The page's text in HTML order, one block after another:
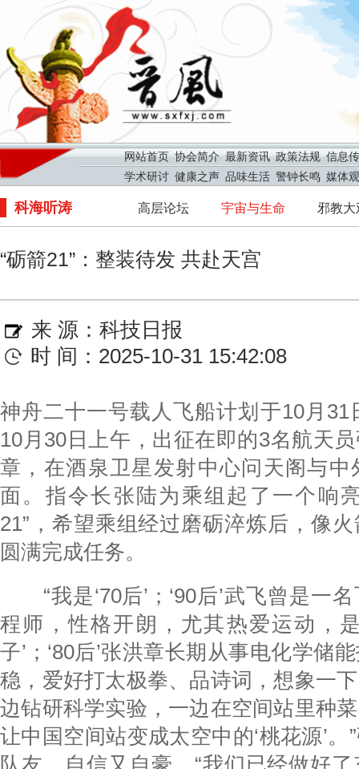
网站首页 协会简介 最新资讯 政策法规 信息
学术研讨 健康之声 品味生活 警钟长鸣 媒体
科海听涛 高层论坛 宇宙与生命 邪教大
“砺箭21”：整装待发 共赴天宫
来 源： 科技日报
时 间：2025-10-31 15:42:08
神舟二十一号载人飞船计划于10月31
10月30日上午，出征在即的3名航天
章，在酒泉卫星发射中心问天阁与中
面。指令长张陆为乘组起了一个响
21”，希望乘组经过磨砺淬炼后，像
圆满完成任务。
“我是‘70后’；‘90后’武飞曾是一
程师，性格开朗，尤其热爱运动，
子’；‘80后’张洪章长期从事电化学储
稳，爱好打太极拳、品诗词，想象一
边钻研科学实验，一边在空间站里种
让中国空间站变成太空中的‘桃花源’。